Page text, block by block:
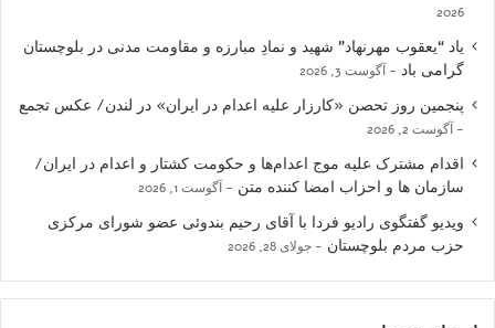
2026
یاد “یعقوب مهرنهاد” شهید و نمادِ مبارزه و مقاومت مدنی در بلوچستان
گرامی باد
آگوست 3, 2026
پنجمین روز تحصن «کارزار علیه اعدام در ایران» در لندن/ عکس تجمع
آگوست 2, 2026
اقدام مشترک علیه موج اعدام‌ها و حکومت کشتار و اعدام در ایران/
سازمان ها و احزاب امضا کننده متن
آگوست 1, 2026
ویدیو گفتگوی رادیو فردا با آقای رحیم بندوئی عضو شورای مرکزی
حزب مردم بلوچستان
جولای 28, 2026